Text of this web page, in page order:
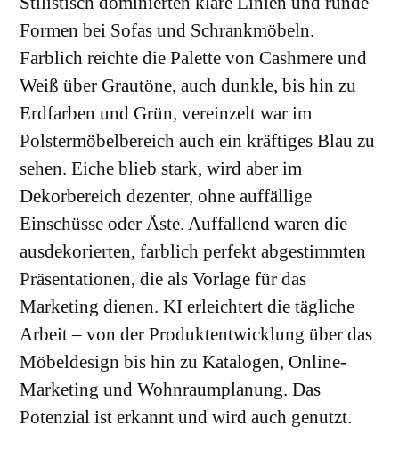
Formen bei Sofas und Schrankmöbeln.
Farblich reichte die Palette von Cashmere und
Weiß über Grautöne, auch dunkle, bis hin zu
Erdfarben und Grün, vereinzelt war im
Polstermöbelbereich auch ein kräftiges Blau zu
sehen. Eiche blieb stark, wird aber im
Dekorbereich dezenter, ohne auffällige
Einschüsse oder Äste. Auffallend waren die
ausdekorierten, farblich perfekt abgestimmten
Präsentationen, die als Vorlage für das
Marketing dienen. KI erleichtert die tägliche
Arbeit – von der Produktentwicklung über das
Möbeldesign bis hin zu Katalogen, Online-
Marketing und Wohnraumplanung. Das
Potenzial ist erkannt und wird auch genutzt.